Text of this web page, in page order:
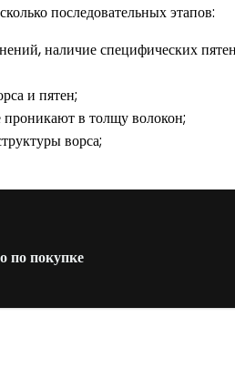
последовательных этапов:
наличие специфических
и пятен;
в толщу волокон;
ворса;
по покупке